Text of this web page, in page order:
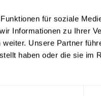
für soziale
Informationen zu Ihrer
Unsere Partner
haben oder die sie im
kompaktes Sitzen.
Komfort, wodurch er